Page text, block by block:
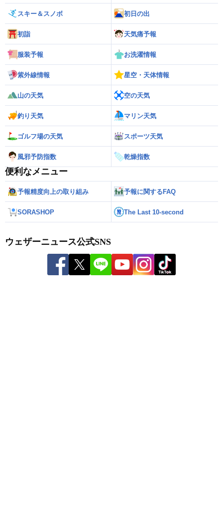
スキー＆スノボ 初日の出
初詣 天気痛予報
服装予報 お洗濯情報
紫外線情報 星空・天体情報
山の天気 空の天気
釣り天気 マリン天気
ゴルフ場の天気 スポーツ天気
風邪予防指数 乾燥指数
便利なメニュー
予報精度向上の取り組み 予報に関するFAQ
SORASHOP The Last 10-second
ウェザーニュース公式SNS